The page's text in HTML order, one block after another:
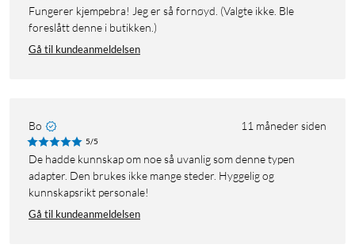
Fungerer kjempebra! Jeg er så fornøyd. (Valgte ikke. Ble
foreslått denne i butikken.)
Gå til kundeanmeldelsen
Bo 11 måneder siden
5/5
De hadde kunnskap om noe så uvanlig som denne typen
adapter. Den brukes ikke mange steder. Hyggelig og
kunnskapsrikt personale!
Gå til kundeanmeldelsen